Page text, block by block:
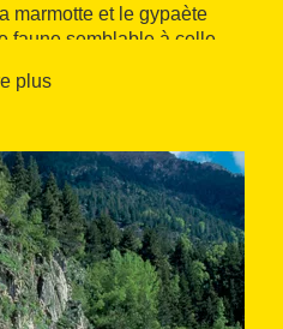
marmotte et le gypaète
faune semblable à celle
circulaire des neuf refuges
altitude, il existe la
qui, depuis le
moins de 15 minutes, à
de 2 000 mètres.
aux personnes à
plus